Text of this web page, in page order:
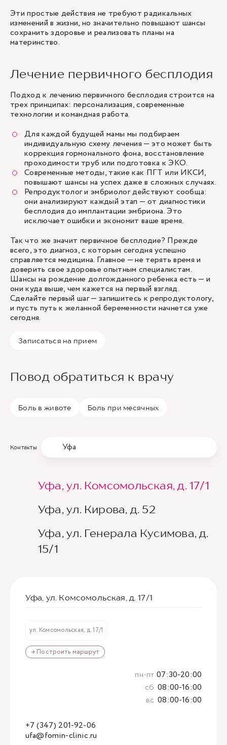
Эти простые действия не требуют радикальных
изменений в жизни, но значительно повышают шансы
сохранить здоровье и реализовать планы на
материнство.
Лечение первичного бесплодия
Подход к лечению первичного бесплодия строится на
трех принципах: персонализация, современные
технологии и командная работа.
Для каждой будущей мамы мы подбираем
индивидуальную схему лечения — это может быть
коррекция гормонального фона, восстановление
проходимости труб или подготовка к ЭКО.
Современные методы, такие как ПГТ или ИКСИ,
повышают шансы на успех даже в сложных случаях.
Репродуктолог и эмбриолог действуют сообща:
они анализируют каждый этап — от диагностики
бесплодия до имплантации эмбриона. Это
исключает ошибки и экономит ваше время.
Так что же значит первичное бесплодие? Прежде
всего, это диагноз, с которым сегодня успешно
справляется медицина. Главное — не терять время и
доверить свое здоровье опытным специалистам.
Шансы на рождение долгожданного ребенка есть — и
они куда выше, чем кажется на первый взгляд.
Сделайте первый шаг — запишитесь к репродуктологу,
и пусть путь к желанной беременности начнется уже
сегодня.
Записаться на прием
Повод обратиться к врачу
Боль в животе Боль при месячных
Контакты Уфа
Уфа, ул. Комсомольская, д. 17/1
Уфа, ул. Кирова, д. 52
Уфа, ул. Генерала Кусимова, д.
15/1
Уфа, ул. Комсомольская, д. 17/1
ул. Комсомольская, д. 17/1
→ Построить маршрут
ufa@fomin-clinic.ru
+7 (347) 201-92-06
пн-пт 07:30-20:00
сб 08:00-16:00
вс 08:00-16:00